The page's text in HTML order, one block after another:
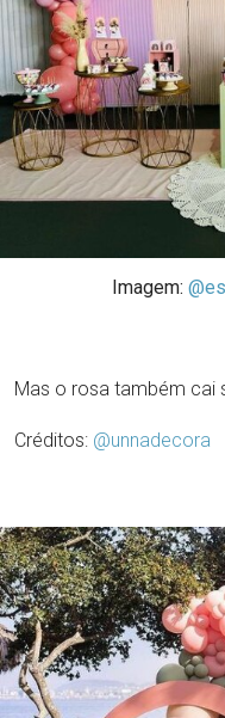
Imagem:
Mas o rosa também cai
Créditos: @unnadecora